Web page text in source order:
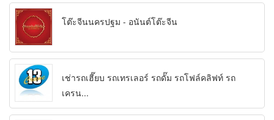
โต๊ะจีนนครปฐม - อนันต์โต๊ะจีน
เช่ารถเฮี๊ยบ รถเทรเลอร์ รถดั๊ม รถโฟล์คลิฟท์ รถ
เครน...